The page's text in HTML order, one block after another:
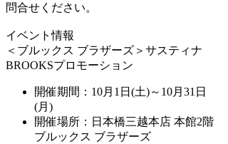
問合せください。
イベント情報
＜ブルックス ブラザーズ＞サスティナ
BROOKSプロモーション
開催期間：10月1日(土)～10月31日
(月)
開催場所：日本橋三越本店 本館2階
ブルックス ブラザーズ